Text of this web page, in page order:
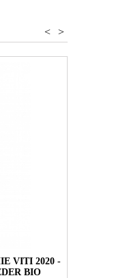
>
<
VITI 2020 -
BIO